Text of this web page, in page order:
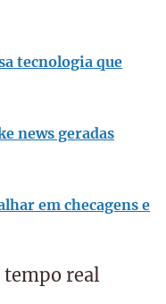
tecnologia que
news geradas
em checagens e
real